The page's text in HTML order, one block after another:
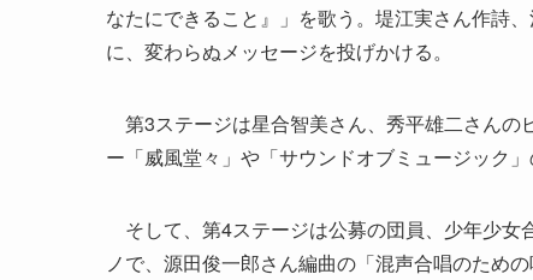
なたにできること』」を歌う。堤江実さん作詩
に、変わらぬメッセージを投げかける。
第3ステージは星合智美さん、秀平雄二さんの
ー「威風堂々」や「サウンドオブミュージック」
そして、第4ステージは公募の団員、少年少女
ノで、源田俊一郎さん編曲の「混声合唱のため